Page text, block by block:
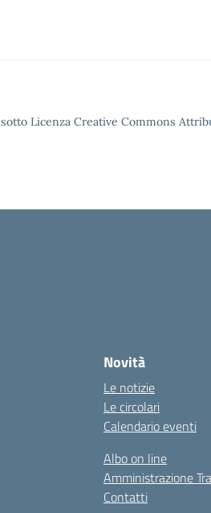
Licenza Creative Commons
Novità
Le notizie
Le circolari
Calendario eventi
Albo on line
Amministrazione
Contatti